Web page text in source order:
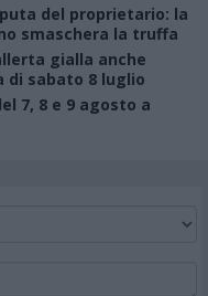
del proprietario: la
smaschera la truffa
gialla anche
di sabato 8 luglio
7, 8 e 9 agosto a